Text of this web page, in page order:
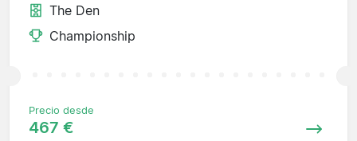
The Den
Championship
Precio desde
467 €